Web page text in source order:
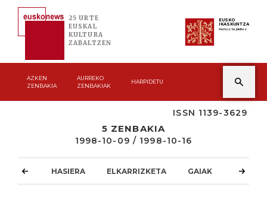
25 URTE
EUSKAL
KULTURA
ZABALTZEN
EUSKO
IKASKUNTZA
Asmoz ta jakitez
AZKEN
ZENBAKIA
AURREKO
ZENBAKIAK
HARPIDETU
ISSN 1139-3629
5 ZENBAKIA
1998-10-09 / 1998-10-16
HASIERA ELKARRIZKETA GAIAK